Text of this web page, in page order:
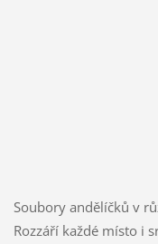
Soubory andělíčků v
Rozzáří každé místo i